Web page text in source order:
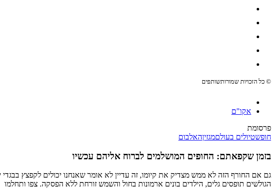
© כל הזכויות שמורותשותפים
אקו"ם
פרסומת
חופשטיולים בעולםמגזיןהאלבום
בזמן שקפאתם: החופים המושלמים לברוח אליהם עכשיו
גם אם החורף הזה לא ממש מצדיק את קיומו, זה עדיין לא אומר שאנחנו יכולים לקפצץ
הגולשים תופסים גלים, הילדים בונים ארמונות בחול והשמש זורחת ללא הפסקה. צפו ותחלמו